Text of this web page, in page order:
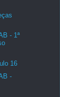
- 1ª
16
-